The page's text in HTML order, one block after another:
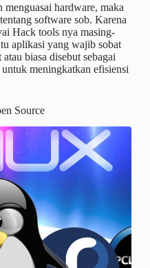
menguasai hardware, maka
software sob. Karena
Hack tools nya masing-
aplikasi yang wajib sobat
biasa disebut sebagai
meningkatkan efisiensi
Source